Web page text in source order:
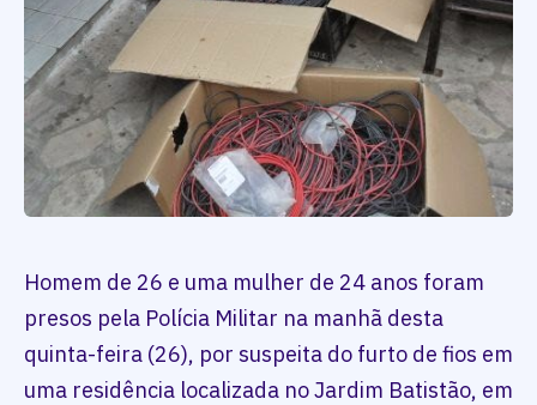
Homem de 26 e uma mulher de 24 anos foram
presos pela Polícia Militar na manhã desta
quinta-feira (26), por suspeita do furto de fios em
uma residência localizada no Jardim Batistão, em